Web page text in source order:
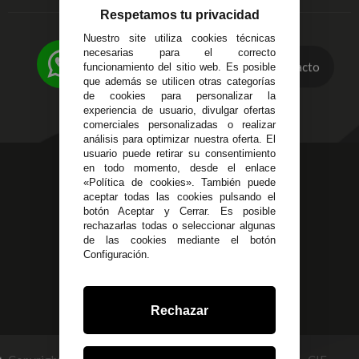
14
Alzira - Valencia
C/ Esplugues, 135
Devoluciones
Política de Privacidad
Pago Seguro
Terminos y
Condiciones Generales
Políticas de Cookies
623 23 31 98
Atendemos Whatsapp
955 44 45 43/955 44 45 44
info@steielectronica.com
Avenida Plaza de Toros,
Local 3 Écija (Sevilla)
Contacto
Respetamos tu privacidad
Nuestro site utiliza cookies técnicas
necesarias para el correcto
funcionamiento del sitio web. Es posible
que además se utilicen otras categorías
de cookies para personalizar la
experiencia de usuario, divulgar ofertas
comerciales personalizadas o realizar
análisis para optimizar nuestra oferta. El
usuario puede retirar su consentimiento
en todo momento, desde el enlace
«Política de cookies». También puede
aceptar todas las cookies pulsando el
botón Aceptar y Cerrar. Es posible
rechazarlas todas o seleccionar algunas
de las cookies mediante el botón
Configuración.
Rechazar